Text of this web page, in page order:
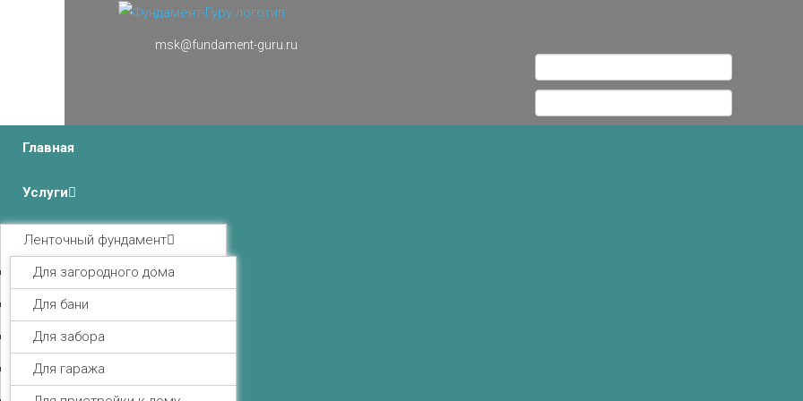
msk@fundament-guru.ru
Главная
Услуги
Ленточный фундамент
Для загородного дома
Для бани
Для забора
Для гаража